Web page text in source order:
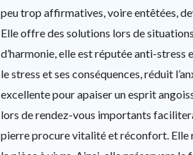
peu trop affirmatives, voire entêtées,
Elle offre des solutions lors de
d’harmonie, elle est réputée anti-stress
le stress et ses conséquences, réduit
excellente pour apaiser un esprit
lors de rendez-vous importants
pierre procure vitalité et réconfort. Elle